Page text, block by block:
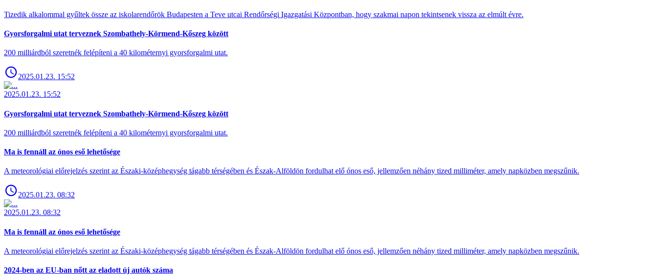
Tizedik alkalommal gyűltek össze az iskolarendőrök Budapesten a Teve utcai Rendőrségi Igazgatási Központban, hogy szakmai napon tekintsenek vissza az elmúlt évre.
Gyorsforgalmi utat terveznek Szombathely-Körmend-Kőszeg között
200 milliárdból szeretnék felépíteni a 40 kilométernyi gyorsforgalmi utat.
2025.01.23. 15:52
2025.01.23. 15:52
Gyorsforgalmi utat terveznek Szombathely-Körmend-Kőszeg között
200 milliárdból szeretnék felépíteni a 40 kilométernyi gyorsforgalmi utat.
Ma is fennáll az ónos eső lehetősége
A meteorológiai előrejelzés szerint az Északi-középhegység tágabb térségében és Észak-Alföldön fordulhat elő ónos eső, jellemzően néhány tized milliméter, amely napközben megszűnik.
2025.01.23. 08:32
2025.01.23. 08:32
Ma is fennáll az ónos eső lehetősége
A meteorológiai előrejelzés szerint az Északi-középhegység tágabb térségében és Észak-Alföldön fordulhat elő ónos eső, jellemzően néhány tized milliméter, amely napközben megszűnik.
2024-ben az EU-ban nőtt az eladott új autók száma